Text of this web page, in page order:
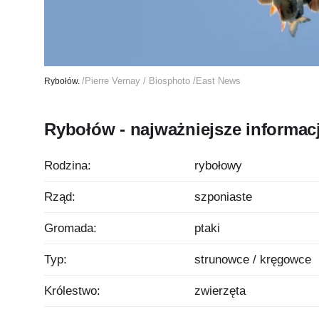
Rybołów. /Pierre Vernay / Biosphoto /East News
Rybołów - najważniejsze
Rodzina: rybołowy
Rząd: szponiaste
Gromada: ptaki
Typ: strunowce / kręgowce
Królestwo: zwierzęta